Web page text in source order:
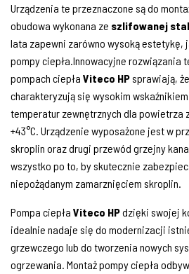
Urządzenia te przeznaczone są do
obudowa wykonana ze szlifowanej
lata zapewni zarówno wysoką estetykę,
pompy ciepła.Innowacyjne rozwiązania
pompach ciepła Viteco HPsprawiają,
charakteryzują się wysokim
temperatur zewnętrznych dla powietrza
+43°C. Urządzenie wyposażone jest w
skroplin oraz drugi przewód grzejny
wszystko po to, by skutecznie
niepożądanym zamarznięciem skroplin.
Pompa ciepła Viteco HPdzięki swojej
idealnie nadaje się do modernizacji
grzewczego lub do tworzenia nowych
ogrzewania. Montaż pompy ciepła